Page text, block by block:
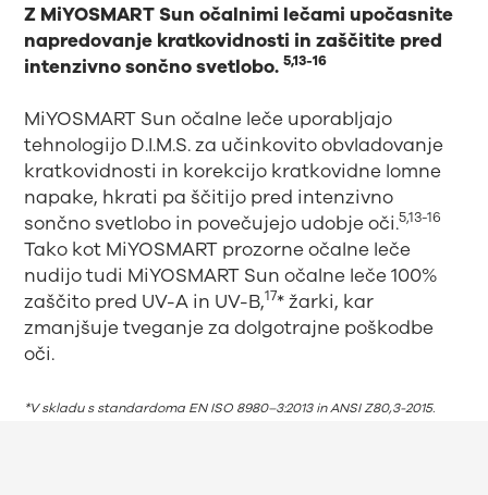
Z MiYOSMART Sun očalnimi lečami upočasnite
napredovanje kratkovidnosti in zaščitite pred
intenzivno sončno svetlobo.5,13-16
MiYOSMART Sun očalne leče uporabljajo
tehnologijo D.I.M.S. za učinkovito obvladovanje
kratkovidnosti in korekcijo kratkovidne lomne
napake, hkrati pa ščitijo pred intenzivno
sončno svetlobo in povečujejo udobje oči.5,13-16
Tako kot MiYOSMART prozorne očalne leče
nudijo tudi MiYOSMART Sun očalne leče 100%
zaščito pred UV-A in UV-B,17* žarki, kar
zmanjšuje tveganje za dolgotrajne poškodbe
oči.
*V skladu s standardoma EN ISO 8980–3:2013 in ANSI Z80,3-2015.